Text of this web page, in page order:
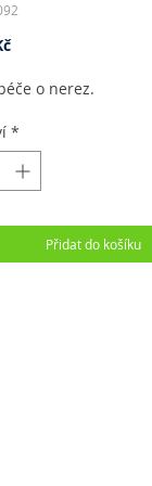
Cena
o nerez.
*
Přidat do košíku